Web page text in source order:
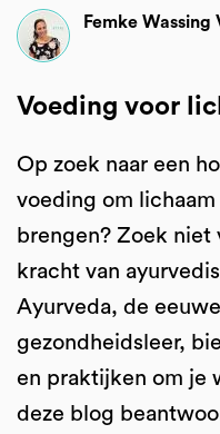
Femke Wassing
Voeding voor
Op zoek naar een
voeding om
brengen? Zoek
kracht van
Ayurveda, de
gezondheidsleer,
en praktijken om je
deze blog